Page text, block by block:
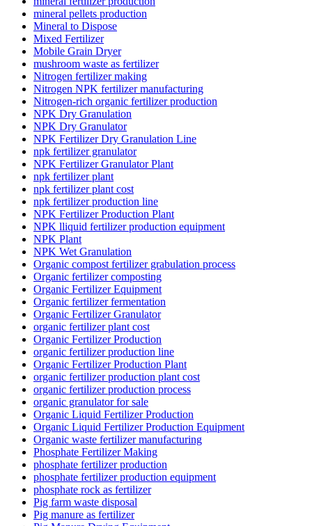
mineral pellets production
Mineral to Dispose
Mixed Fertilizer
Mobile Grain Dryer
mushroom waste as fertilizer
Nitrogen fertilizer making
Nitrogen NPK fertilizer manufacturing
Nitrogen-rich organic fertilizer production
NPK Dry Granulation
NPK Dry Granulator
NPK Fertilizer Dry Granulation Line
npk fertilizer granulator
NPK Fertilizer Granulator Plant
npk fertilizer plant
npk fertilizer plant cost
npk fertilizer production line
NPK Fertilizer Production Plant
NPK lliquid fertilizer production equipment
NPK Plant
NPK Wet Granulation
Organic compost fertilizer grabulation process
Organic fertilizer composting
Organic Fertilizer Equipment
Organic fertilizer fermentation
Organic Fertilizer Granulator
organic fertilizer plant cost
Organic Fertilizer Production
organic fertilizer production line
Organic Fertilizer Production Plant
organic fertilizer production plant cost
organic fertilizer production process
organic granulator for sale
Organic Liquid Fertilizer Production
Organic Liquid Fertilizer Production Equipment
Organic waste fertilizer manufacturing
Phosphate Fertilizer Making
phosphate fertilizer production
phosphate fertilizer production equipment
phosphate rock as fertilizer
Pig farm waste disposal
Pig manure as fertilizer